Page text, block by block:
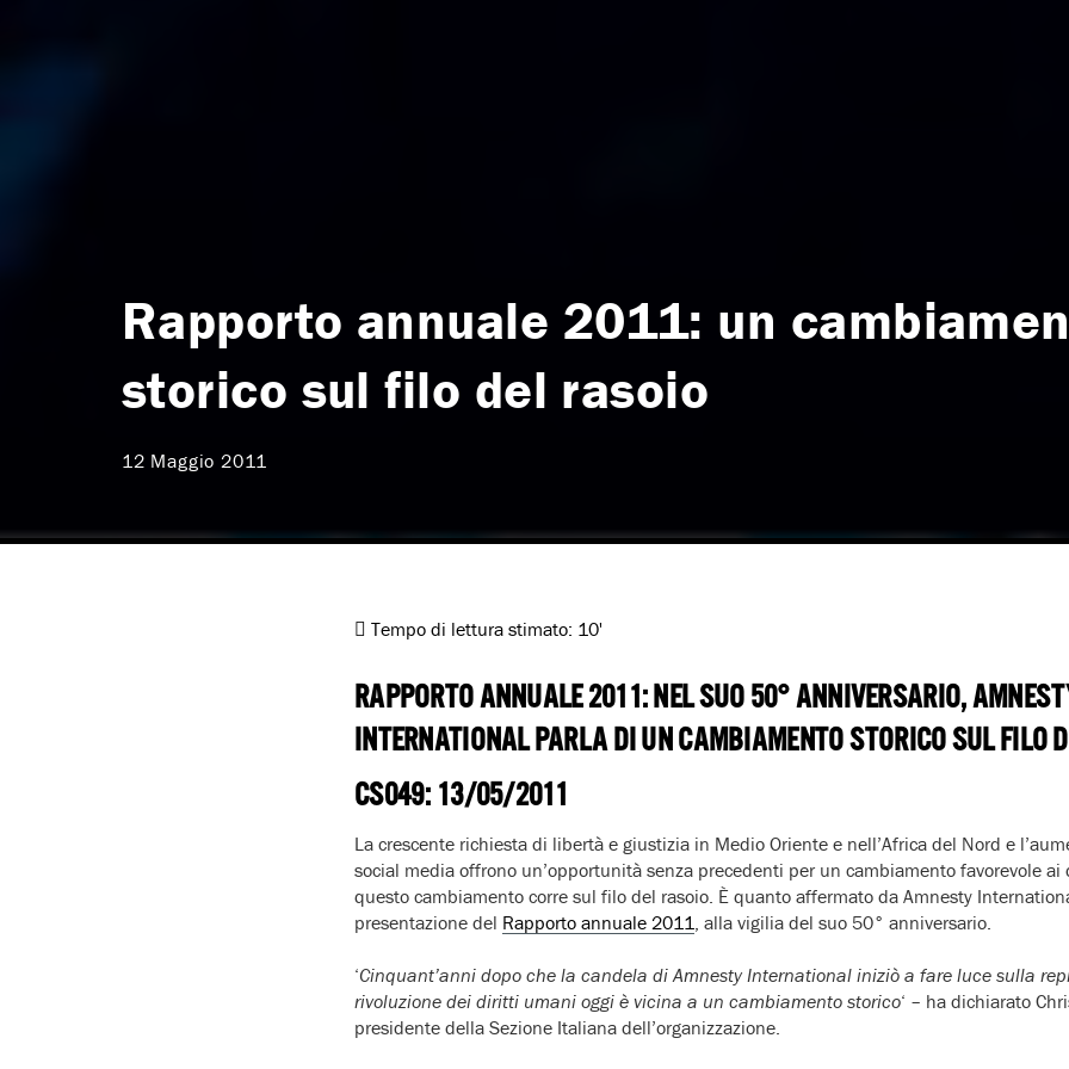
Rapporto annuale 2011: un
storico sul filo del rasoio
12 Maggio 2011
Tempo di lettura stimato: 10'
RAPPORTO ANNUALE 2011: NEL SUO 50° ANNIVERSARIO,
INTERNATIONAL PARLA DI UN CAMBIAMENTO STORICO SUL FILO
CS049: 13/05/2011
La crescente richiesta di libertà e giustizia in Medio Oriente e nell’Africa del Nord e
social media offrono un’opportunità senza precedenti per un cambiamento favorevole
questo cambiamento corre sul filo del rasoio. È quanto affermato da Amnesty
presentazione del Rapporto annuale 2011, alla vigilia del suo 50° anniversario.
‘Cinquant’anni dopo che la candela di Amnesty International iniziò a fare luce sulla
rivoluzione dei diritti umani oggi è vicina a un cambiamento storico‘ – ha dichiarato
presidente della Sezione Italiana dell’organizzazione.